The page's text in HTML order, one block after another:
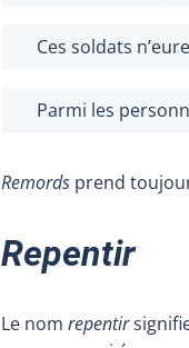
Ces soldats
Parmi les
Remords prend
Repentir
Le nom repentir